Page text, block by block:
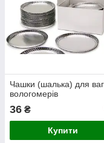
Чашки (шалька) для
вологомерів
36 ₴
Купити